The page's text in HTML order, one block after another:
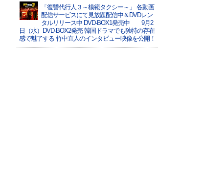
「復讐代行人３～模範タクシー～」 各動画
配信サービスにて見放題配信中＆DVDレン
タルリリース中 DVD-BOX1発売中 9月2
日（水）DVD-BOX2発売 韓国ドラマでも独特の存在
感で魅了する 竹中直人のインタビュー映像を公開！